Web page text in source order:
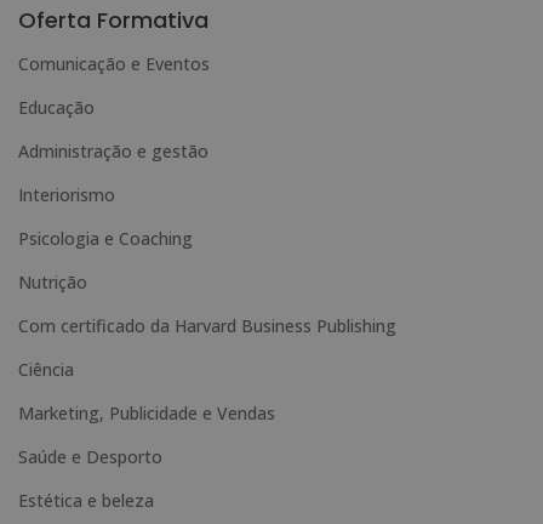
e
r
n
i
v
e
Oferta Formativa
Comunicação e Eventos
Educação
Administração e gestão
Interiorismo
Psicologia e Coaching
Nutrição
Com certificado da Harvard Business Publishing
Ciência
Marketing, Publicidade e Vendas
Saúde e Desporto
Estética e beleza